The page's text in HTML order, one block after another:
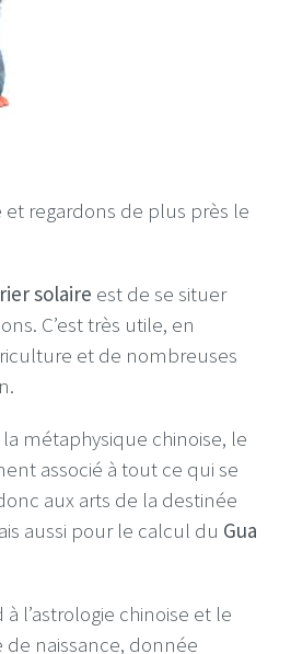
et regardons de plus près le
solaire est de se situer
C’est très utile, en
et de nombreuses
métaphysique chinoise, le
associé à tout ce qui se
aux arts de la destinée
aussi pour le calcul du Gua
l’astrologie chinoise et le
de naissance, donnée